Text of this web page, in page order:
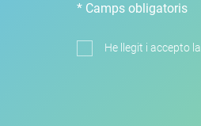
* Camps obligatoris
He llegit i accepto la